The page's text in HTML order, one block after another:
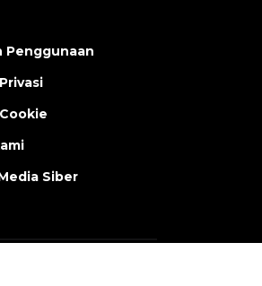
Penggunaan
Siber